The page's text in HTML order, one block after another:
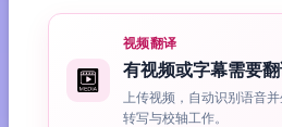
视频翻译
有视频或字幕需要翻
上传视频，自动识别语音
转写与校轴工作。